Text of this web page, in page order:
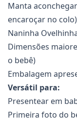
Manta
encaroçar no colo)
Naninha
Dimensões
o bebê)
Embalagem
Versátil para:
Presentear em
Primeira foto do